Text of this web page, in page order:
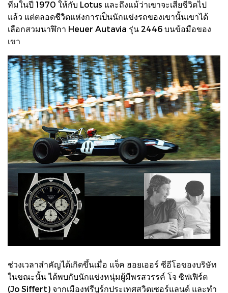
ทีมในปี 1970 ให้กับ Lotus และถึงแม้ว่าเขาจะเสียชีวิตไป
แล้ว แต่ตลอดชีวิตแห่งการเป็นนักแข่งรถของเขานั้นเขาได้
เลือกสวมนาฬิกา Heuer Autavia รุ่น 2446 บนข้อมือของ
เขา
ช่วงเวลาสำคัญได้เกิดขึ้นเมื่อ แจ็ค ฮอยเออร์ ซีอีโอของบริษัท
ในขณะนั้น ได้พบกับนักแข่งหนุ่มผู้มีพรสวรรค์ โจ ซิฟเฟิร์ต
(Jo Siffert) จากเมืองฟรีบูร์กประเทศสวิตเซอร์แลนด์ และทำ